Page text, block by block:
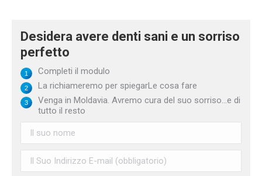
Desidera avere denti sani e un sorriso
perfetto
Completi il modulo
La richiameremo per spiegarLe cosa fare
Venga in Moldavia. Avremo cura del suo sorriso...e di
tutto il resto